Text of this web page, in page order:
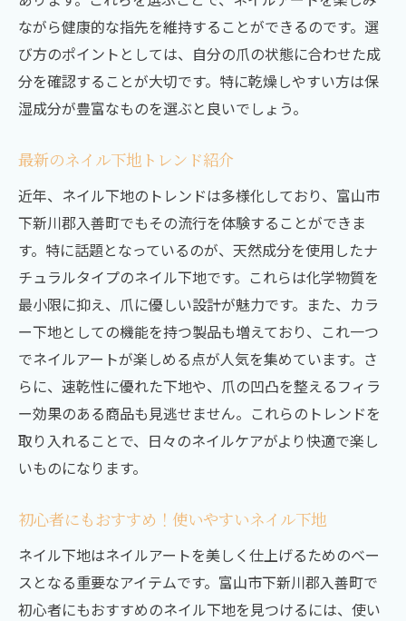
ながら健康的な指先を維持することができるのです。選
び方のポイントとしては、自分の爪の状態に合わせた成
分を確認することが大切です。特に乾燥しやすい方は保
湿成分が豊富なものを選ぶと良いでしょう。
最新のネイル下地トレンド紹介
近年、ネイル下地のトレンドは多様化しており、富山市
下新川郡入善町でもその流行を体験することができま
す。特に話題となっているのが、天然成分を使用したナ
チュラルタイプのネイル下地です。これらは化学物質を
最小限に抑え、爪に優しい設計が魅力です。また、カラ
ー下地としての機能を持つ製品も増えており、これ一つ
でネイルアートが楽しめる点が人気を集めています。さ
らに、速乾性に優れた下地や、爪の凹凸を整えるフィラ
ー効果のある商品も見逃せません。これらのトレンドを
取り入れることで、日々のネイルケアがより快適で楽し
いものになります。
初心者にもおすすめ！使いやすいネイル下地
ネイル下地はネイルアートを美しく仕上げるためのベー
スとなる重要なアイテムです。富山市下新川郡入善町で
初心者にもおすすめのネイル下地を見つけるには、使い